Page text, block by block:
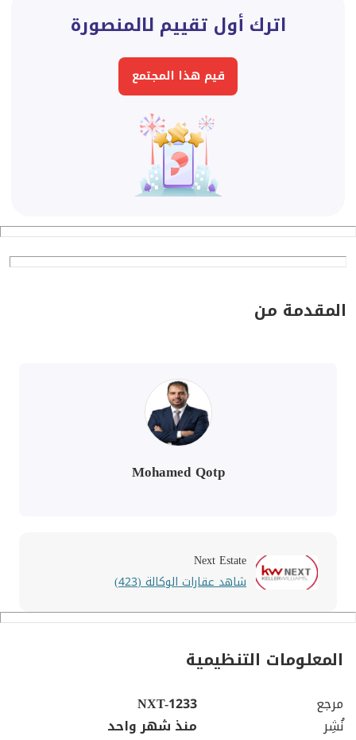
اترك أول تقييم لالمنصورة
قيم هذا المجتمع
المقدمة من
Mohamed Qotp
Next Estate
شاهد عقارات الوكالة (423)
المعلومات التنظيمية
مرجع
NXT-1233
نُشِر
منذ شهر واحد